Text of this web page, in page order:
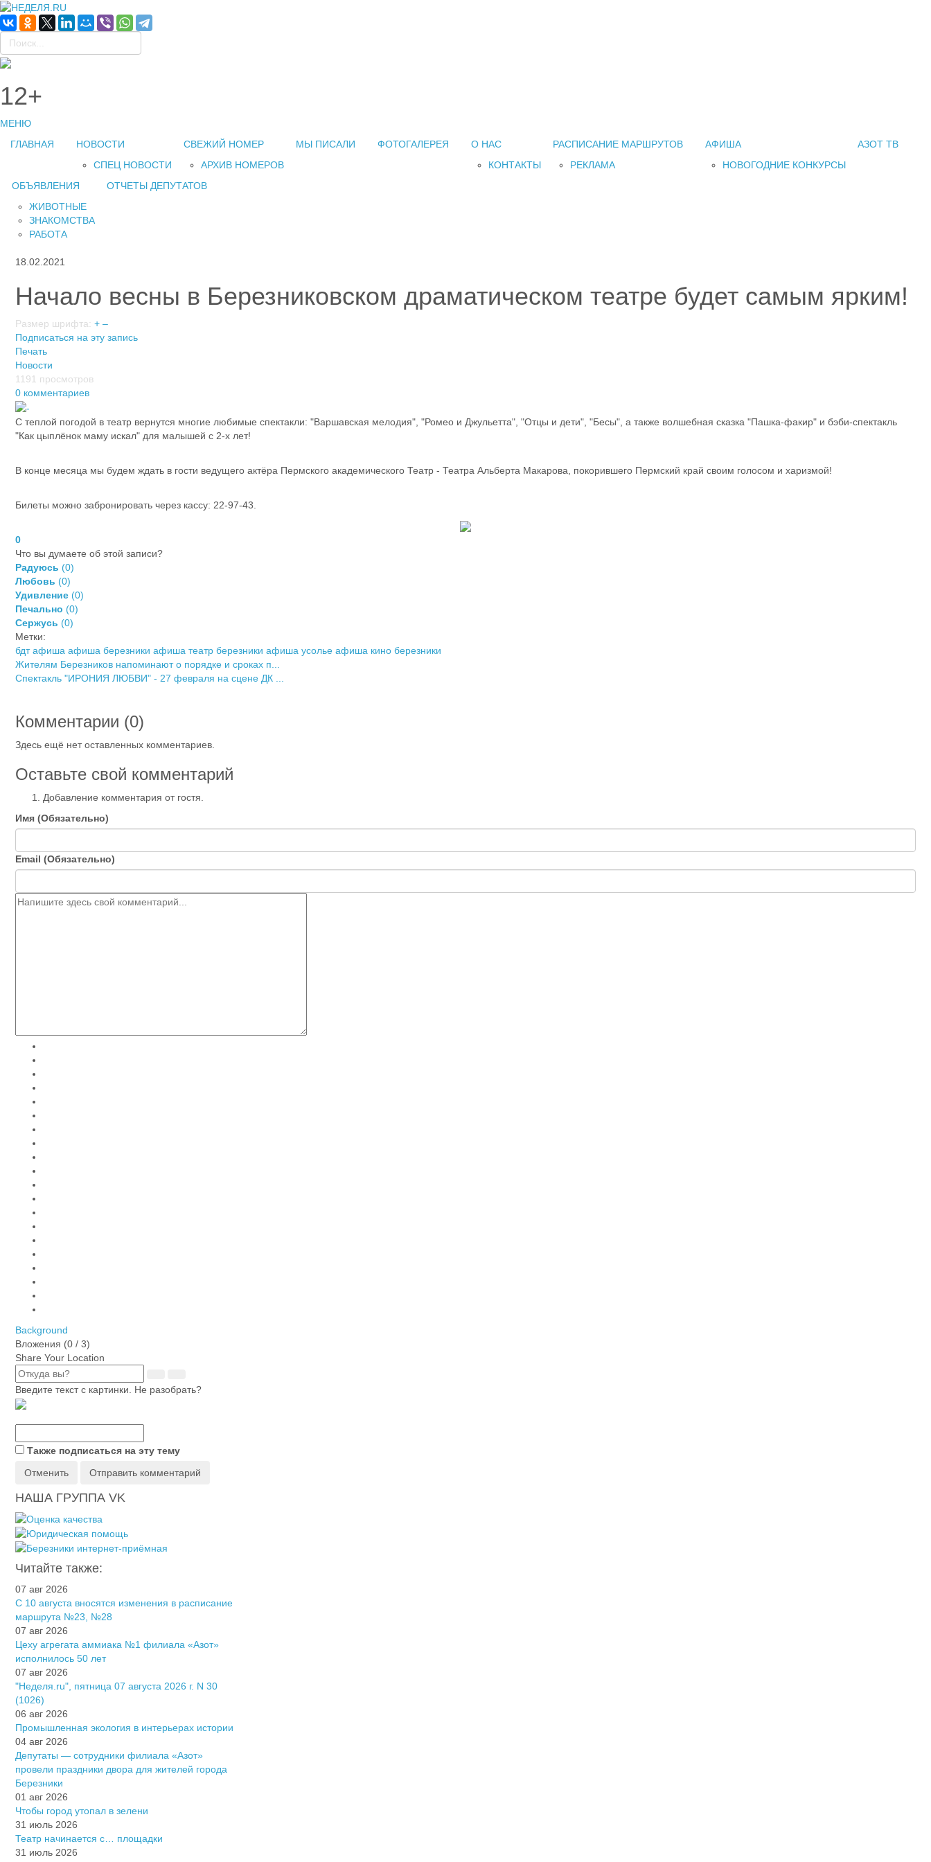
12+
МЕНЮ
ГЛАВНАЯ
НОВОСТИ
СПЕЦ НОВОСТИ
СВЕЖИЙ НОМЕР
АРХИВ НОМЕРОВ
МЫ ПИСАЛИ ФОТОГАЛЕРЕЯ
О НАС
КОНТАКТЫ
РАСПИСАНИЕ МАРШРУТОВ
РЕКЛАМА
АФИША
НОВОГОДНИЕ КОНКУРСЫ
АЗОТ ТВ
ОБЪЯВЛЕНИЯ
ЖИВОТНЫЕ
ЗНАКОМСТВА
РАБОТА
ОТЧЕТЫ ДЕПУТАТОВ
18.02.2021
Начало весны в Березниковском драматическом театре будет самым ярким!
Размер шрифта: + –
Подписаться на эту запись
Печать
Новости
1191 просмотров
0 комментариев
С теплой погодой в театр вернутся многие любимые спектакли: "Варшавская мелодия", "Ромео и Джульетта", "Отцы и дети", "Бесы", а также волшебная сказка "Пашка-факир" и бэби-спектакль
"Как цыплёнок маму искал" для малышей с 2-х лет!
В конце месяца мы будем ждать в гости ведущего актёра Пермского академического Театр - Театра Альберта Макарова, покорившего Пермский край своим голосом и харизмой!
Билеты можно забронировать через кассу: 22-97-43.
0
Что вы думаете об этой записи?
Радуюсь (0)
Любовь (0)
Удивление (0)
Печально (0)
Сержусь (0)
Метки:
бдт афиша афиша березники афиша театр березники афиша усолье афиша кино березники
Жителям Березников напоминают о порядке и сроках п...
Спектакль "ИРОНИЯ ЛЮБВИ" - 27 февраля на сцене ДК ...
Комментарии (0)
Здесь ещё нет оставленных комментариев.
Оставьте свой комментарий
Добавление комментария от гостя.
Имя (Обязательно)
Email (Обязательно)
Background
Вложения (0 / 3)
Share Your Location
Введите текст с картинки. Не разобрать?
Также подписаться на эту тему
Отменить
Отправить комментарий
НАША ГРУППА VK
Читайте также:
07 авг 2026
С 10 августа вносятся изменения в расписание
маршрута №23, №28
07 авг 2026
Цеху агрегата аммиака №1 филиала «Азот»
исполнилось 50 лет
07 авг 2026
"Неделя.ru", пятница 07 августа 2026 г. N 30
(1026)
06 авг 2026
Промышленная экология в интерьерах истории
04 авг 2026
Депутаты — сотрудники филиала «Азот»
провели праздники двора для жителей города
Березники
01 авг 2026
Чтобы город утопал в зелени
31 июль 2026
Театр начинается с… площадки
31 июль 2026